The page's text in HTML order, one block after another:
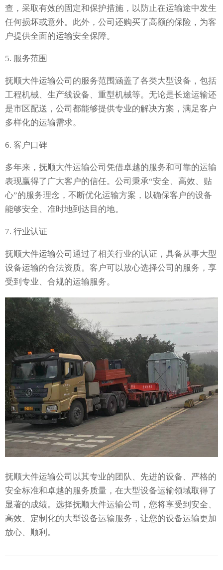
查，采取有效的固定和保护措施，以防止在运输途中发生
任何损坏或意外。此外，公司还购买了高额的保险，为客
户提供全面的运输安全保障。
5. 服务范围
抚顺大件运输公司的服务范围涵盖了各类大型设备，包括
工程机械、生产线设备、重型机械等。无论是长途运输还
是市区配送，公司都能够提供专业的解决方案，满足客户
多样化的运输需求。
6. 客户口碑
多年来，抚顺大件运输公司凭借卓越的服务和可靠的运输
表现赢得了广大客户的信任。公司秉承“安全、高效、贴
心”的服务理念，不断优化运输方案，以确保客户的设备
能够安全、准时地到达目的地。
7. 行业认证
抚顺大件运输公司通过了相关行业的认证，具备从事大型
设备运输的合法资质。客户可以放心选择公司的服务，享
受到专业、合规的运输服务。
抚顺大件运输公司以其专业的团队、先进的设备、严格的
安全标准和卓越的服务质量，在大型设备运输领域取得了
显著的成绩。选择抚顺大件运输公司，您将享受到安全、
高效、定制化的大型设备运输服务，让您的设备运输更加
放心、顺利。